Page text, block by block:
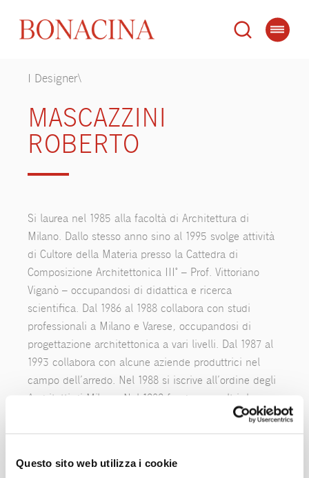
Questo sito web utilizza i cookie
I Designer\
MASCAZZINI
ROBERTO
Si laurea nel 1985 alla facoltà di Architettura di
Milano. Dallo stesso anno sino al 1995 svolge attività
di Cultore della Materia presso la Cattedra di
Composizione Architettonica III° – Prof. Vittoriano
Viganò – occupandosi di didattica e ricerca
scientifica. Dal 1986 al 1988 collabora con studi
professionali a Milano e Varese, occupandosi di
progettazione architettonica a vari livelli. Dal 1987 al
1993 collabora con alcune aziende produttrici nel
campo dell’arredo. Nel 1988 si iscrive all’ordine degli
Architetti di Milano. Nel 1989 fonda, con altri, lo
studio Architre, occupandosi prevalentemente di